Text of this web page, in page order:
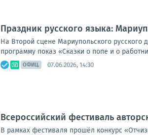
Праздник русского языка:
На Второй сцене Мариупольского русского
программу показ «Сказки о попе и о
ОФИЦ. 07.06.2026, 14:30
Всероссийский фестиваль
В рамках фестиваля прошёл конкурс